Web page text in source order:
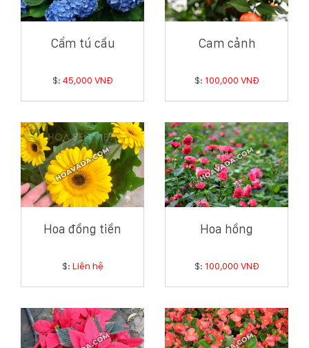
Cẩm tú cầu
$: 45,000 VNĐ
Cam cảnh
$: 100,000 VNĐ
Hoa đồng tiền
$: Liên hệ
Hoa hồng
$: 100,000 VNĐ